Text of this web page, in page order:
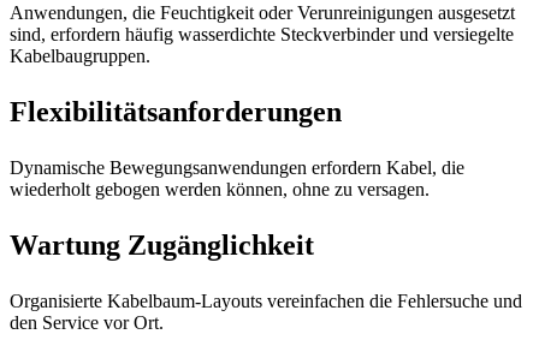
Anwendungen, die Feuchtigkeit oder Verunreinigungen ausgesetzt
sind, erfordern häufig wasserdichte Steckverbinder und versiegelte
Kabelbaugruppen.
Flexibilitätsanforderungen
Dynamische Bewegungsanwendungen erfordern Kabel, die
wiederholt gebogen werden können, ohne zu versagen.
Wartung Zugänglichkeit
Organisierte Kabelbaum-Layouts vereinfachen die Fehlersuche und
den Service vor Ort.